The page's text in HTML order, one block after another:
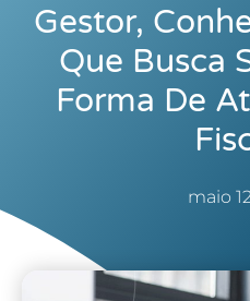
Gestor,
Que Busca
Forma De
maio